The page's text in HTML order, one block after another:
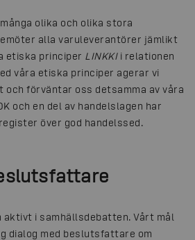
olika och olika stora
alla varuleverantörer jämlikt
etiska principer LINKKIi relationen
våra etiska principer agerar vi
förväntar oss detsamma av våra
och en del av handelslagen har
över god handelssed.
aktivt i samhällsdebatten. Vårt mål
dialog med beslutsfattare om